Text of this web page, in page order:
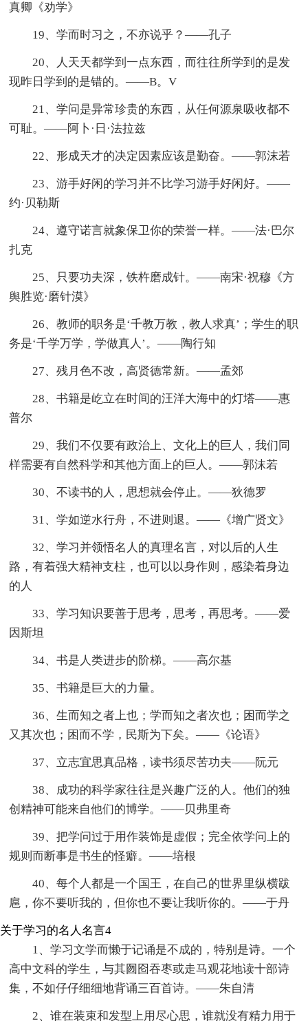
真卿《劝学》
19、学而时习之，不亦说乎？——孔子
20、人天天都学到一点东西，而往往所学到的是发
现昨日学到的是错的。——B。V
21、学问是异常珍贵的东西，从任何源泉吸收都不
可耻。——阿卜·日·法拉兹
22、形成天才的决定因素应该是勤奋。——郭沫若
23、游手好闲的学习并不比学习游手好闲好。——
约·贝勒斯
24、遵守诺言就象保卫你的荣誉一样。——法·巴尔
扎克
25、只要功夫深，铁杵磨成针。——南宋·祝穆《方
舆胜览·磨针漠》
26、教师的职务是‘千教万教，教人求真’；学生的职
务是‘千学万学，学做真人’。——陶行知
27、残月色不改，高贤德常新。——孟郊
28、书籍是屹立在时间的汪洋大海中的灯塔——惠
普尔
29、我们不仅要有政治上、文化上的巨人，我们同
样需要有自然科学和其他方面上的巨人。——郭沫若
30、不读书的人，思想就会停止。——狄德罗
31、学如逆水行舟，不进则退。——《增广贤文》
32、学习并领悟名人的真理名言，对以后的人生
路，有着强大精神支柱，也可以以身作则，感染着身边
的人
33、学习知识要善于思考，思考，再思考。——爱
因斯坦
34、书是人类进步的阶梯。——高尔基
35、书籍是巨大的力量。
36、生而知之者上也；学而知之者次也；困而学之
又其次也；困而不学，民斯为下矣。——《论语》
37、立志宜思真品格，读书须尽苦功夫——阮元
38、成功的科学家往往是兴趣广泛的人。他们的独
创精神可能来自他们的博学。——贝弗里奇
39、把学问过于用作装饰是虚假；完全依学问上的
规则而断事是书生的怪癖。——培根
40、每个人都是一个国王，在自己的世界里纵横跋
扈，你不要听我的，但你也不要让我听你的。——于丹
关于学习的名人名言4
1、学习文学而懒于记诵是不成的，特别是诗。一个
高中文科的学生，与其囫囵吞枣或走马观花地读十部诗
集，不如仔仔细细地背诵三百首诗。——朱自清
2、谁在装束和发型上用尽心思，谁就没有精力用于